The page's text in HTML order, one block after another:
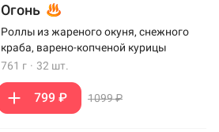
Огонь
Роллы из жареного окуня, снежного
краба, варено-копченой курицы
761 г · 32 шт.
799 ₽ 1099 ₽